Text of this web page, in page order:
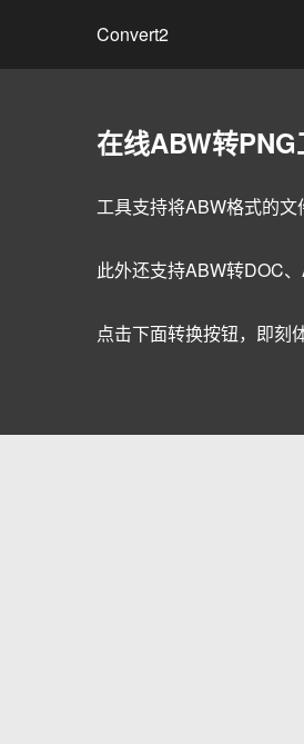
Convert2
在线ABW转PNG
工具支持将ABW格式的文
此外还支持ABW转DOC
点击下面转换按钮，即刻